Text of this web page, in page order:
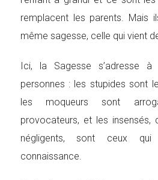
remplacent les parents. Mais
même sagesse, celle qui vient
Ici, la Sagesse s’adresse
personnes : les stupides sont
les moqueurs sont
provocateurs, et les insensés,
négligents, sont ceux
connaissance.